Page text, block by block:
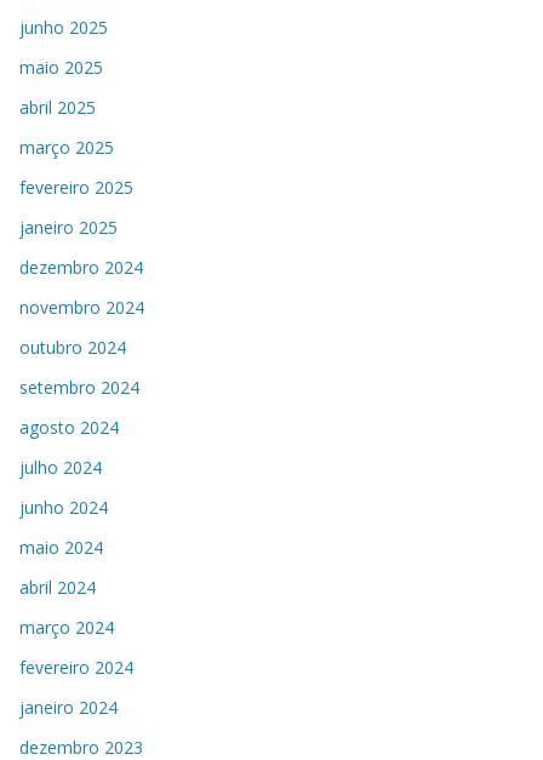
junho 2025
maio 2025
abril 2025
março 2025
fevereiro 2025
janeiro 2025
dezembro 2024
novembro 2024
outubro 2024
setembro 2024
agosto 2024
julho 2024
junho 2024
maio 2024
abril 2024
março 2024
fevereiro 2024
janeiro 2024
dezembro 2023